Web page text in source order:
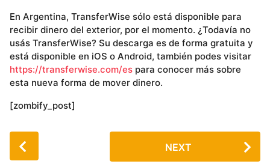
En Argentina, TransferWise sólo está disponible para
recibir dinero del exterior, por el momento. ¿Todavía no
usás TransferWise? Su descarga es de forma gratuita y
está disponible en iOS o Android, también podes visitar
https://transferwise.com/es para conocer más sobre
esta nueva forma de mover dinero.
[zombify_post]
P
o
NEXT